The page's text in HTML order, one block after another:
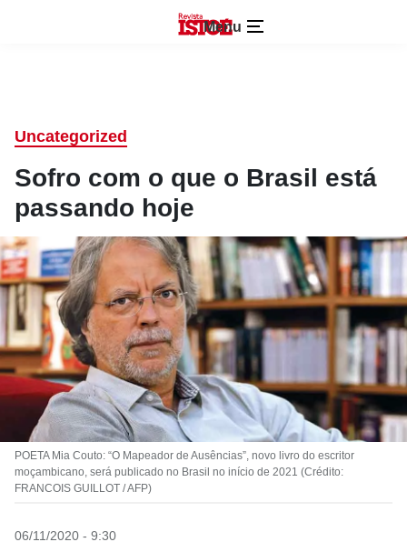
Menu
Uncategorized
Sofro com o que o Brasil está
passando hoje
POETA Mia Couto: “O Mapeador de Ausências”, novo livro do escritor
moçambicano, será publicado no Brasil no início de 2021 (Crédito:
FRANCOIS GUILLOT / AFP)
06/11/2020 - 9:30